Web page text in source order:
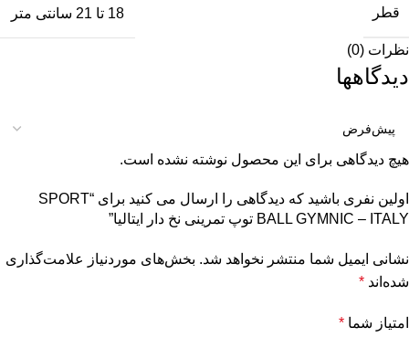
قطر 18 تا 21 سانتی متر
نظرات (0)
دیدگاهها
هیچ دیدگاهی برای این محصول نوشته نشده است.
اولین نفری باشید که دیدگاهی را ارسال می کنید برای “SPORT
BALL GYMNIC – ITALY توپ تمرینی نخ دار ایتالیا”
نشانی ایمیل شما منتشر نخواهد شد. بخش‌های موردنیاز علامت‌گذاری
شده‌اند *
امتیاز شما *